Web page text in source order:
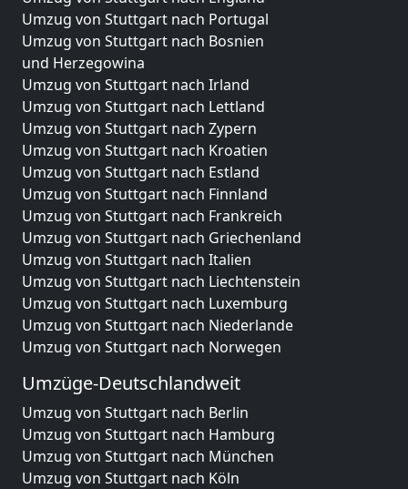
Umzug von Stuttgart nach Portugal
Umzug von Stuttgart nach Bosnien
und Herzegowina
Umzug von Stuttgart nach Irland
Umzug von Stuttgart nach Lettland
Umzug von Stuttgart nach Zypern
Umzug von Stuttgart nach Kroatien
Umzug von Stuttgart nach Estland
Umzug von Stuttgart nach Finnland
Umzug von Stuttgart nach Frankreich
Umzug von Stuttgart nach Griechenland
Umzug von Stuttgart nach Italien
Umzug von Stuttgart nach Liechtenstein
Umzug von Stuttgart nach Luxemburg
Umzug von Stuttgart nach Niederlande
Umzug von Stuttgart nach Norwegen
Umzüge-Deutschlandweit
Umzug von Stuttgart nach Berlin
Umzug von Stuttgart nach Hamburg
Umzug von Stuttgart nach München
Umzug von Stuttgart nach Köln